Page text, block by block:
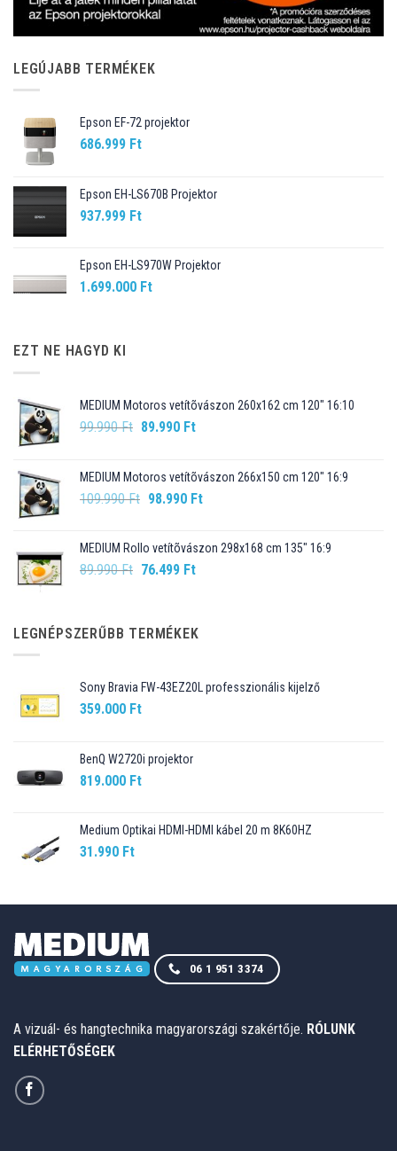
LEGÚJABB TERMÉKEK
Epson EF-72 projektor
686.999 Ft
Epson EH-LS670B Projektor
937.999 Ft
Epson EH-LS970W Projektor
1.699.000 Ft
EZT NE HAGYD KI
MEDIUM Motoros vetítõvászon 260x162 cm 120" 16:10
99.990Ft Original
99.990 Ft.
89.990 FtCurrent
89.990 Ft.
MEDIUM Motoros vetítõvászon 266x150 cm 120" 16:9
109.990Ft Original
109.990 Ft.
98.990 FtCurrent
98.990 Ft.
MEDIUM Rollo vetítõvászon 298x168 cm 135" 16:9
89.990Ft Original
89.990 Ft.
76.499 FtCurrent
76.499 Ft.
LEGNÉPSZERŰBB TERMÉKEK
Sony Bravia FW-43EZ20L professzionális kijelző
359.000 Ft
BenQ W2720i projektor
819.000 Ft
Medium Optikai HDMI-HDMI kábel 20 m 8K60HZ
31.990 Ft
06 1 951 3374
A vizuál- és hangtechnika magyarországi szakértője. RÓLUNK
ELÉRHETŐSÉGEK